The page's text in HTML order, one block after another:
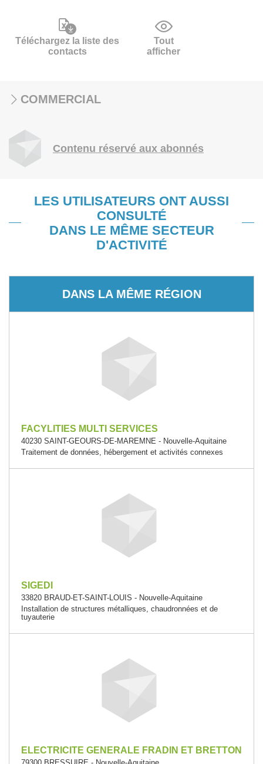
Téléchargez la liste des
contacts
Tout
afficher
COMMERCIAL
Contenu réservé aux abonnés
LES UTILISATEURS ONT AUSSI
CONSULTÉ
DANS LE MÊME SECTEUR
D'ACTIVITÉ
DANS LA MÊME RÉGION
FACYLITIES MULTI SERVICES
40230 SAINT-GEOURS-DE-MAREMNE - Nouvelle-Aquitaine
Traitement de données, hébergement et activités connexes
SIGEDI
33820 BRAUD-ET-SAINT-LOUIS - Nouvelle-Aquitaine
Installation de structures métalliques, chaudronnées et de
tuyauterie
ELECTRICITE GENERALE FRADIN ET BRETTON